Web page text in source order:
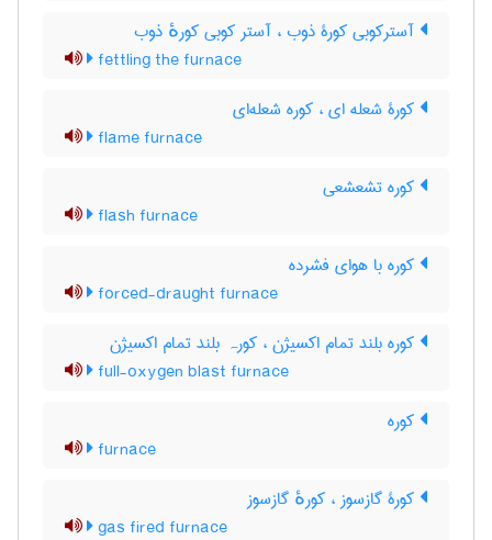
آسترکوبی کورۀ ذوب ، آستر کوبی کورهٔ ذوب
fettling the furnace
کورۀ شعله ای ، کوره شعله‌ای
flame furnace
کوره تشعشعی
flash furnace
کوره با هوای فشرده
forced-draught furnace
کوره بلند تمام اکسیژن ، کورہ بلند تمام اکسیژن
full-oxygen blast furnace
کوره
furnace
کورۀ گازسوز ، کورهٔ گازسوز
gas fired furnace